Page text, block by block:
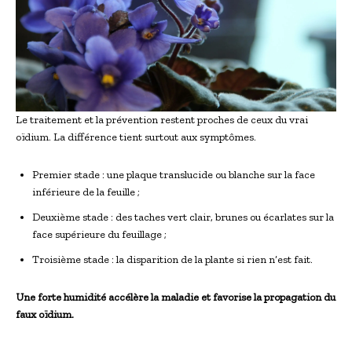
Le traitement et la prévention restent proches de ceux du vrai
oïdium. La différence tient surtout aux symptômes.
Premier stade : une plaque translucide ou blanche sur la face
inférieure de la feuille ;
Deuxième stade : des taches vert clair, brunes ou écarlates sur la
face supérieure du feuillage ;
Troisième stade : la disparition de la plante si rien n’est fait.
Une forte humidité accélère la maladie et favorise la propagation du
faux oïdium.